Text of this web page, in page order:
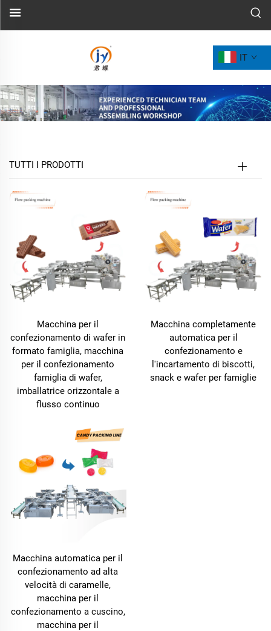
IT
TUTTI I PRODOTTI
Macchina per il
confezionamento di wafer in
formato famiglia, macchina
per il confezionamento
famiglia di wafer,
imballatrice orizzontale a
flusso continuo
Macchina completamente
automatica per il
confezionamento e
l'incartamento di biscotti,
snack e wafer per famiglie
Macchina automatica per il
confezionamento ad alta
velocità di caramelle,
macchina per il
confezionamento a cuscino,
macchina per il